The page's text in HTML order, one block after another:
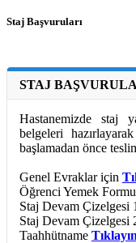
Staj Başvuruları
STAJ
Hastanemizde staj
belgeleri
başlamadan önce
Genel Evraklar için
Öğrenci Yemek Formu
Staj Devam Çizelgesi 1
Staj Devam Çizelgesi
Taahhütname